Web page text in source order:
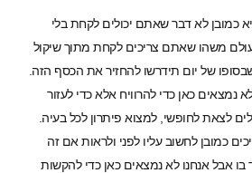
כמובן לא דבר שאתם יכולים לקחת בלי
משהו שאתם צריכים לקחת מתוך שיקול
של יום תידרשו להחזיר את הכסף הזה.
נמצאים כאן כדי להרוויח אלא כדי לעזור
לצאת לחופשי, למצוא פיתרון לכל בעיה.
כמובן לחשוב עליו לפני ולראות אם זה
אבל אנחנו לא נמצאים כאן כדי להקשות